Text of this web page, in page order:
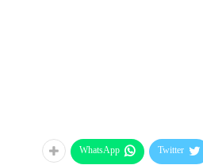
Twitter
WhatsApp